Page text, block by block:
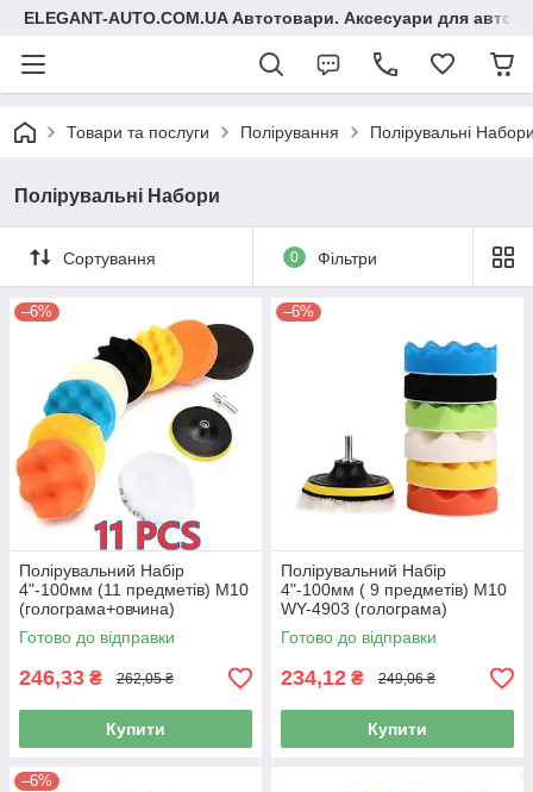
ELEGANT-AUTO.COM.UA Автотовари. Аксесуари для авто
Товари та послуги Полірування Полірувальні
Полірувальні Набори
Сортування 0 Фільтри
–6%
Полірувальний Набір
4"-100мм (11 предметів) M10
(голограма+овчина)
Готово до відправки
246,33 ₴ 262,05 ₴
Купити
–6%
Полірувальний Набір
4"-100мм ( 9 предметів) M10
WY-4903 (голограма)
Готово до відправки
234,12 ₴ 249,06 ₴
Купити
–6%